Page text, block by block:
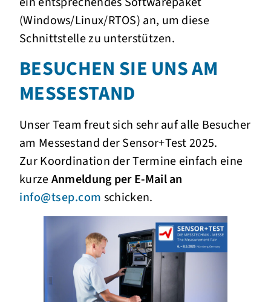
(Windows/Linux/RTOS) an, um diese
Schnittstelle zu unterstützen.
BESUCHEN SIE UNS AM
MESSESTAND
Unser Team freut sich sehr auf alle Besucher
am Messestand der Sensor+Test 2025.
Zur Koordination der Termine einfach eine
kurzeAnmeldung per E-Mail an
info@tsep.com schicken.